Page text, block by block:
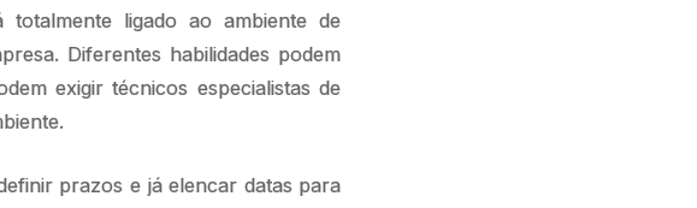
ligado ao ambiente de
Diferentes habilidades podem
exigir técnicos especialistas de
prazos e já elencar datas para